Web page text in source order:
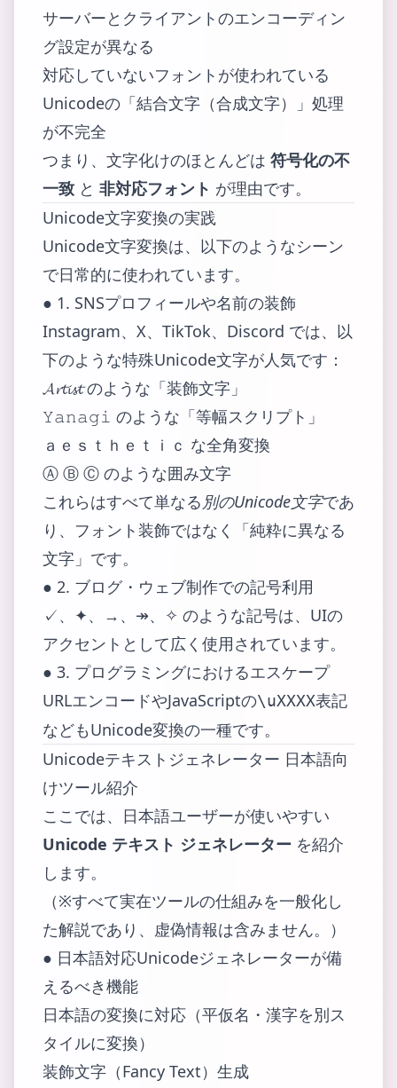
サーバーとクライアントのエンコーディン
グ設定が異なる
対応していないフォントが使われている
Unicodeの「結合文字（合成文字）」処理
が不完全
つまり、文字化けのほとんどは 符号化の不
一致 と 非対応フォント が理由です。
Unicode文字変換の実践
Unicode文字変換は、以下のようなシーン
で日常的に使われています。
● 1. SNSプロフィールや名前の装飾
Instagram、X、TikTok、Discord では、以
下のような特殊Unicode文字が人気です：
𝓐𝓻𝓽𝓲𝓼𝓽 のような「装飾文字」
𝚈𝚊𝚗𝚊𝚐𝚒 のような「等幅スクリプト」
ａｅｓｔｈｅｔｉｃ な全角変換
Ⓐ Ⓑ Ⓒ のような囲み文字
これらはすべて単なる別のUnicode文字であ
り、フォント装飾ではなく「純粋に異なる
文字」です。
● 2. ブログ・ウェブ制作での記号利用
✓、✦、→、↠、✧ のような記号は、UIの
アクセントとして広く使用されています。
● 3. プログラミングにおけるエスケープ
URLエンコードやJavaScriptの\uXXXX表記
などもUnicode変換の一種です。
Unicodeテキストジェネレーター 日本語向
けツール紹介
ここでは、日本語ユーザーが使いやすい
Unicode テキスト ジェネレーター を紹介
します。
（※すべて実在ツールの仕組みを一般化し
た解説であり、虚偽情報は含みません。）
● 日本語対応Unicodeジェネレーターが備
えるべき機能
日本語の変換に対応（平仮名・漢字を別ス
タイルに変換）
装飾文字（Fancy Text）生成